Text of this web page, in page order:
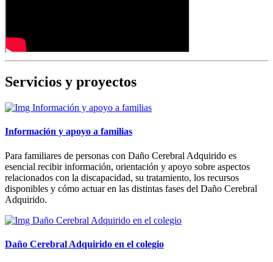
Servicios y proyectos
Información y apoyo a familias
Para familiares de personas con Daño Cerebral Adquirido es
esencial recibir información, orientación y apoyo sobre aspectos
relacionados con la discapacidad, su tratamiento, los recursos
disponibles y cómo actuar en las distintas fases del Daño Cerebral
Adquirido.
Daño Cerebral Adquirido en el colegio